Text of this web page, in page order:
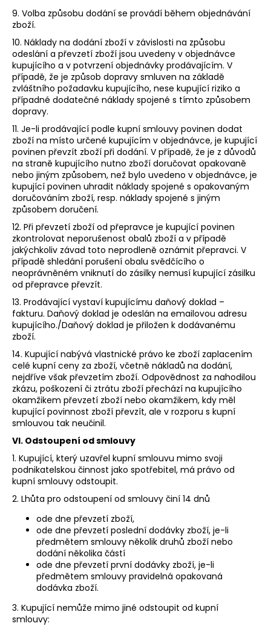
9. Volba způsobu dodání se provádí během objednávání
zboží.
10. Náklady na dodání zboží v závislosti na způsobu
odeslání a převzetí zboží jsou uvedeny v objednávce
kupujícího a v potvrzení objednávky prodávajícím. V
případě, že je způsob dopravy smluven na základě
zvláštního požadavku kupujícího, nese kupující riziko a
případné dodatečné náklady spojené s tímto způsobem
dopravy.
11. Je-li prodávající podle kupní smlouvy povinen dodat
zboží na místo určené kupujícím v objednávce, je kupující
povinen převzít zboží při dodání. V případě, že je z důvodů
na straně kupujícího nutno zboží doručovat opakovaně
nebo jiným způsobem, než bylo uvedeno v objednávce, je
kupující povinen uhradit náklady spojené s opakovaným
doručováním zboží, resp. náklady spojené s jiným
způsobem doručení.
12. Při převzetí zboží od přepravce je kupující povinen
zkontrolovat neporušenost obalů zboží a v případě
jakýchkoliv závad toto neprodleně oznámit přepravci. V
případě shledání porušení obalu svědčícího o
neoprávněném vniknutí do zásilky nemusí kupující zásilku
od přepravce převzít.
13. Prodávající vystaví kupujícímu daňový doklad –
fakturu. Daňový doklad je odeslán na emailovou adresu
kupujícího./Daňový doklad je přiložen k dodávanému
zboží.
14. Kupující nabývá vlastnické právo ke zboží zaplacením
celé kupní ceny za zboží, včetně nákladů na dodání,
nejdříve však převzetím zboží. Odpovědnost za nahodilou
zkázu, poškození či ztrátu zboží přechází na kupujícího
okamžikem převzetí zboží nebo okamžikem, kdy měl
kupující povinnost zboží převzít, ale v rozporu s kupní
smlouvou tak neučinil.
VI. Odstoupení od smlouvy
1. Kupující, který uzavřel kupní smlouvu mimo svoji
podnikatelskou činnost jako spotřebitel, má právo od
kupní smlouvy odstoupit.
2. Lhůta pro odstoupení od smlouvy činí 14 dnů
ode dne převzetí zboží,
ode dne převzetí poslední dodávky zboží, je-li
předmětem smlouvy několik druhů zboží nebo
dodání několika částí
ode dne převzetí první dodávky zboží, je-li
předmětem smlouvy pravidelná opakovaná
dodávka zboží.
3. Kupující nemůže mimo jiné odstoupit od kupní
smlouvy: